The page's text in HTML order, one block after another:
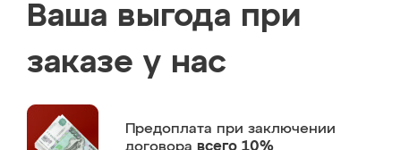
Ваша выгода при
заказе у нас
Предоплата при заключении
договора всего 10%